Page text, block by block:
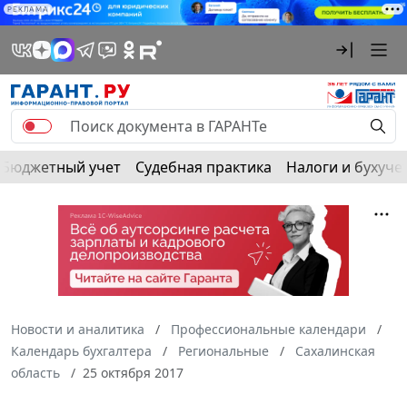
РЕКЛАМА
Бюджетный учет Судебная практика Налоги и
Новости и аналитика
Профессиональные календари
Календарь бухгалтера
Региональные
Сахалинская
область
25 октября 2017